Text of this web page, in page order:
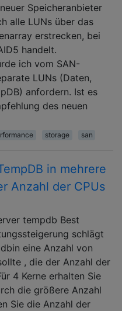
Speicheranbieter
alle LUNs über das
erstrecken, bei
handelt.
ich vom SAN-
LUNs (Daten,
anfordern. Ist es
des neuen
storage san
in mehrere
Anzahl der CPUs
tempdb Best
schlägt
eine Anzahl von
, die der Anzahl der
4 Kerne erhalten Sie
die größere Anzahl
Sie die Anzahl der